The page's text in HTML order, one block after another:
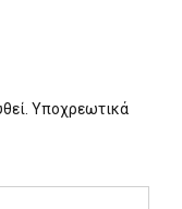
Yποχρεωτικά